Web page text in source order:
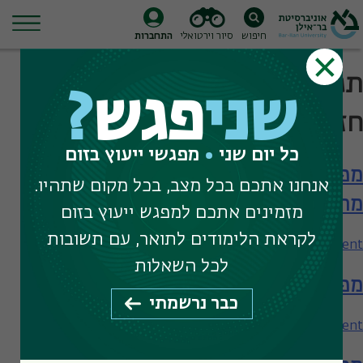
Skip
to
content
חיפוש סיור וירטואלי התחברות
תגית חיפוש:
טכנולוגיה ומדיה
חזותית
מפגש עם המחלקה למוזיקה – תארים
מתקדמים
Leave a Comment
on
מפגש
המחלקה
למוזיקה
מפגש עם המחלקה למוזיקה
Leave a Comment
שניפגש?
כל יום שני מפגשי ייעוץ בזום
אנחנו אתכם בכל מצב, בכל מקום שתהיו.
מזמינים אתכם למפגש ייעוץ בזום
לקראת הלימודים לתואר, עם תשובות
לכל השאלות
כבר נרשמתי